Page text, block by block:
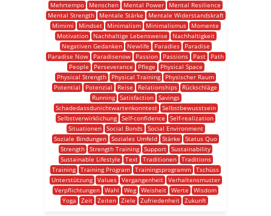
Mehrtempo
Menschen Mental Power
Mental Resilience
Mental Strength
Mentale Stärke
Mentale Widerstandskraft
Mimimi
Mindset Minimalism Minimalismus
Momente
Motivation
Nachhaltige Lebensweise
Nachhaltigkeit
Negativen Gedanken
Newlife Paradies
Paradise
Paradise Now
Paradisenow Passion Passions Past
Path
People
Perseverance Pflege
Physical Space
Physical Strength
Physical Training
Physischer Raum
Potential
Potenzial Reise Relationships
Rückschläge
Running
Satisfaction
Savings
Schadedassdunichtwartenkonntest
Selbstbewusstsein
Selbstverwirklichung Self-confidence
Self-realization
Situationen
Social Bonds
Social Environment
Soziale Bindungen Soziales Umfeld Stärke
Status Quo
Strength Strength Training Support Sustainability
Sustainable Lifestyle
Text Traditionen
Traditions
Training Training Program Trainingsprogramm Tschüss
Unterstützung
Values Vergangenheit
Verhaltensmuster
Verpflichtungen Wahl Weg Weisheit Werte
Wisdom
Yoga
Zeit Zeiten Ziele Zufriedenheit Zukunft